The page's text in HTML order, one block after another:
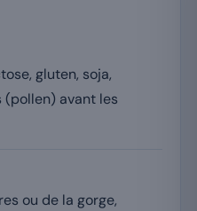
gluten, soja,
avant les
ou de la gorge,